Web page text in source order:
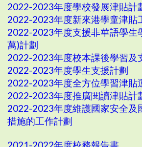
2022-2023年度學校發展津貼計
2022-2023年度新來港學童津貼
2022-2023年度支援非華語學生
萬)計劃
2022-2023年度校本課後學習及
2022-2023年度學生支援計劃
2022-2023年度全方位學習津貼
2022-2023年度推廣閱讀津貼計
2022-2023年度維護國家安全及
措施的工作計劃
2021-2022年度校務報告書